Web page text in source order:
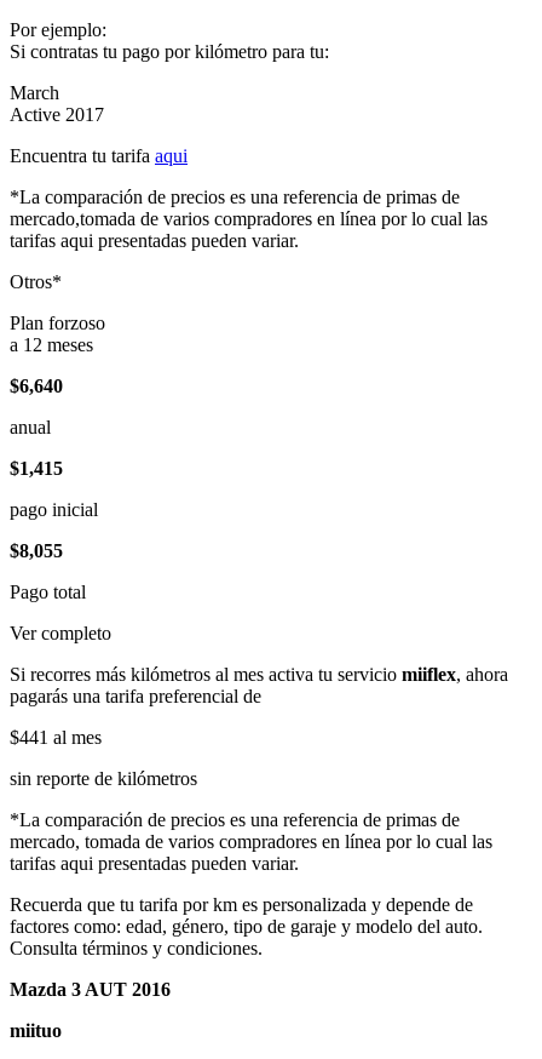
Por ejemplo:
Si contratas tu pago por kilómetro para tu:
March
Active 2017
Encuentra tu tarifa aqui
*La comparación de precios es una referencia de primas de
mercado,tomada de varios compradores en línea por lo cual las
tarifas aqui presentadas pueden variar.
Otros*
Plan forzoso
a 12 meses
$6,640
anual
$1,415
pago inicial
$8,055
Pago total
Ver completo
Si recorres más kilómetros al mes activa tu servicio miiflex, ahora
pagarás una tarifa preferencial de
$441 al mes
sin reporte de kilómetros
*La comparación de precios es una referencia de primas de
mercado, tomada de varios compradores en línea por lo cual las
tarifas aqui presentadas pueden variar.
Recuerda que tu tarifa por km es personalizada y depende de
factores como: edad, género, tipo de garaje y modelo del auto.
Consulta términos y condiciones.
Mazda 3 AUT 2016
miituo